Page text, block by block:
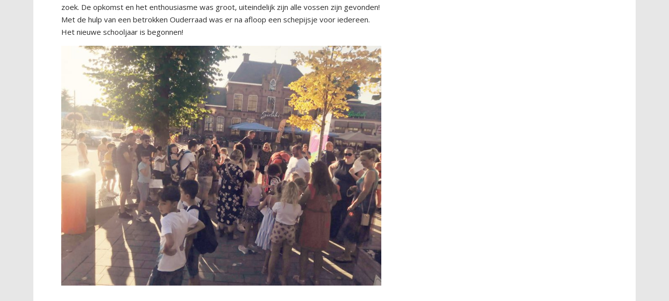
zoek. De opkomst en het enthousiasme was groot, uiteindelijk zijn alle vossen zijn gevonden!
Met de hulp van een betrokken Ouderraad was er na afloop een schepijsje voor iedereen.
Het nieuwe schooljaar is begonnen!